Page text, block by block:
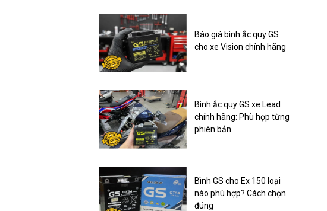
Báo giá bình ắc quy GS
cho xe Vision chính hãng
Bình ắc quy GS xe Lead
chính hãng: Phù hợp từng
phiên bản
Bình GS cho Ex 150 loại
nào phù hợp? Cách chọn
đúng